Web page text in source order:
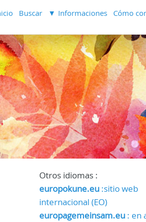
Buscar Informaciones Cómo
Otros idiomas :
europokune.eu:sitio web
internacional (EO)
europagemeinsam.eu: en